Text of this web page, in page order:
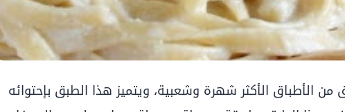
من الأطباق الأكثر شهرة وشعبية، ويتميز هذا الطبق بإحتوائه